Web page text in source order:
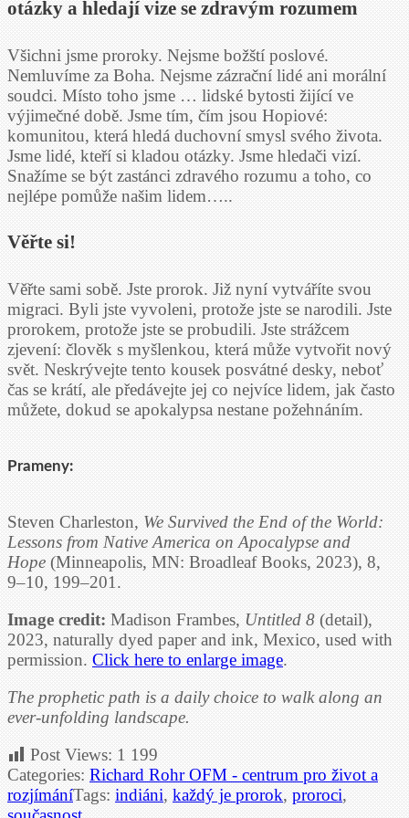
otázky a hledají vize se zdravým rozumem
Všichni jsme proroky. Nejsme božští poslové.
Nemluvíme za Boha. Nejsme zázrační lidé ani morální
soudci. Místo toho jsme … lidské bytosti žijící ve
výjimečné době. Jsme tím, čím jsou Hopiové:
komunitou, která hledá duchovní smysl svého života.
Jsme lidé, kteří si kladou otázky. Jsme hledači vizí.
Snažíme se být zastánci zdravého rozumu a toho, co
nejlépe pomůže našim lidem…..
Věřte si!
Věřte sami sobě. Jste prorok. Již nyní vytváříte svou
migraci. Byli jste vyvoleni, protože jste se narodili. Jste
prorokem, protože jste se probudili. Jste strážcem
zjevení: člověk s myšlenkou, která může vytvořit nový
svět. Neskrývejte tento kousek posvátné desky, neboť
čas se krátí, ale předávejte jej co nejvíce lidem, jak často
můžete, dokud se apokalypsa nestane požehnáním.
Prameny:
Steven Charleston, We Survived the End of the World:
Lessons from Native America on Apocalypse and
Hope (Minneapolis, MN: Broadleaf Books, 2023), 8,
9–10, 199–201.
Image credit: Madison Frambes, Untitled 8 (detail),
2023, naturally dyed paper and ink, Mexico, used with
permission. Click here to enlarge image.
The prophetic path is a daily choice to walk along an
ever-unfolding landscape.
Post Views: 1 199
Categories: Richard Rohr OFM - centrum pro život a
rozjímáníTags: indiáni, každý je prorok, proroci,